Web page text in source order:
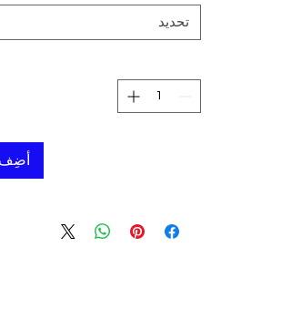
تحديد
أضِف